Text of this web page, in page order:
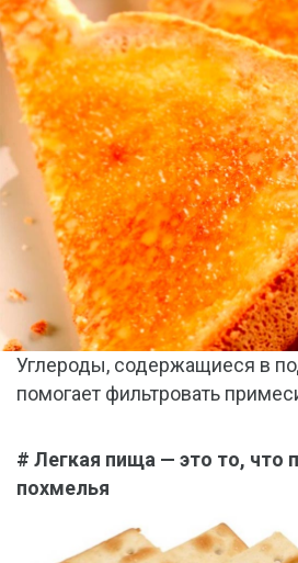
Углероды, содержащиеся в
помогает фильтровать
# Легкая пища — это то, что
похмелья